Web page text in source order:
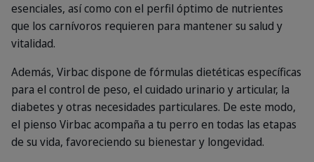
esenciales, así como con el perfil óptimo de nutrientes
que los carnívoros requieren para mantener su salud y
vitalidad.
Además, Virbac dispone de fórmulas dietéticas específicas
para el control de peso, el cuidado urinario y articular, la
diabetes y otras necesidades particulares. De este modo,
el pienso Virbac acompaña a tu perro en todas las etapas
de su vida, favoreciendo su bienestar y longevidad.